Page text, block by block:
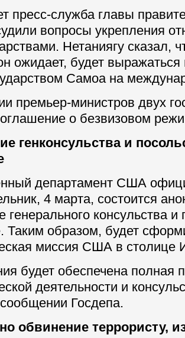
пресс-служба главы
вопросы укрепления
Нетаниягу сказал,
ожидает, будет
Самоа на
премьер-министров двух
о безвизовом
генконсульства и
департамент США
4 марта, состоится
генерального консульства
Таким образом, будет
миссия США в столице
будет обеспечена полная
деятельности и
Госдепа.
обвинение террористу,